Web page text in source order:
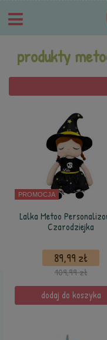
produkty
PROMOCJA
Lalka Metoo
Czarodziejka
89,99 zł
109,99 zł
dodaj do koszyka